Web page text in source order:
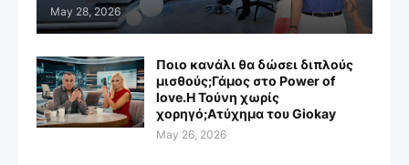
May 28, 2026
Ποιο κανάλι θα δώσει διπλούς
μισθούς;Γάμος στο Power of
love.Η Τούνη χωρίς
χορηγό;Aτύχημα του Giokay
May 26, 2026